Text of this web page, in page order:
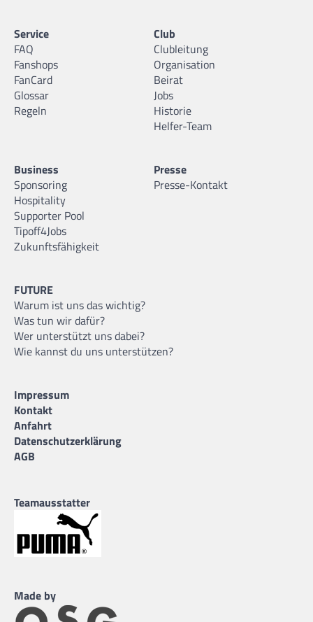
Service
FAQ
Fanshops
FanCard
Glossar
Regeln
Club
Clubleitung
Organisation
Beirat
Jobs
Historie
Helfer-Team
Business
Sponsoring
Hospitality
Supporter Pool
Tipoff4Jobs
Zukunftsfähigkeit
Presse
Presse-Kontakt
FUTURE
Warum ist uns das wichtig?
Was tun wir dafür?
Wer unterstützt uns dabei?
Wie kannst du uns unterstützen?
Impressum
Kontakt
Anfahrt
Datenschutzerklärung
AGB
Teamausstatter
Made by